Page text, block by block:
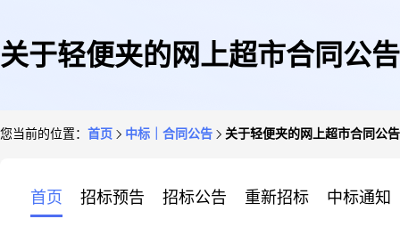
关于轻便夹的网上超市合同公告
您当前的位置： 首页 中标｜合同公告 关于轻便夹的网上超市合同公告
首页 招标预告 招标公告 重新招标 中标通知